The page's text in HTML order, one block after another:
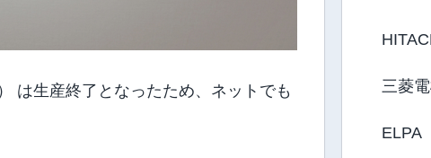
は生産終了となったため、ネットでも
三菱
ELPA